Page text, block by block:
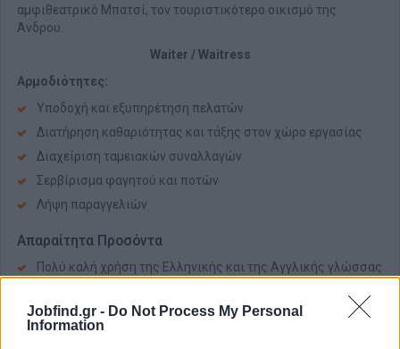
Jobfind.gr - Do Not Process My Personal
Information
αμφιθεατρικό Μπατσί, τον τουριστικότερο οικισμό της
Άνδρου.
Waiter / Waitress
Αρμοδιότητες:
Υποδοχή και εξυπηρέτηση πελατών
Διατήρηση καθαριότητας και τάξης στον χώρο εργασίας
Διαχείριση ταμειακών συναλλαγών
Σερβίρισμα φαγητού και ποτών
Λήψη παραγγελιών
Απαραίτητα Προσόντα
Πολύ καλή χρήση της Ελληνικής και της Αγγλικής γλώσσας
Ευχέρεια στην προσαρμογή σε ένα δυναμικό περιβάλλον
Multitasking ικανότητες / Ευελιξία / Θετικότητα